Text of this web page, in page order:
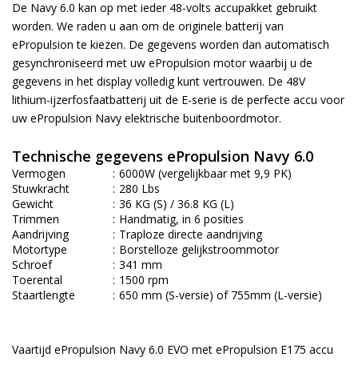
De Navy 6.0 kan op met ieder 48-volts accupakket gebruikt
worden. We raden u aan om de originele batterij van
ePropulsion te kiezen. De gegevens worden dan automatisch
gesynchroniseerd met uw ePropulsion motor waarbij u de
gegevens in het display volledig kunt vertrouwen. De 48V
lithium-ijzerfosfaatbatterij uit de E-serie is de perfecte accu voor
uw ePropulsion Navy elektrische buitenboordmotor.
Technische gegevens ePropulsion Navy 6.0
Vermogen : 6000W (vergelijkbaar met 9,9 PK)
Stuwkracht
: 280 Lbs
Gewicht
: 36 KG (S) / 36.8 KG (L)
Trimmen
: Handmatig, in 6 posities
Aandrijving
: Traploze directe aandrijving
Motortype
: Borstelloze gelijkstroommotor
Schroef
: 341 mm
Toerental
: 1500 rpm
Staartlengte
: 650 mm (S-versie) of 755mm (L-versie)
Vaartijd ePropulsion Navy 6.0 EVO met ePropulsion E175 accu